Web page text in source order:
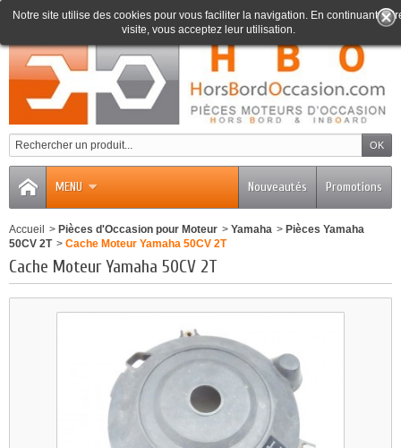
0
MENU Promotions
Nouveautés
Notre site utilise des cookies pour vous faciliter la navigation. En continuant
visite, vous acceptez leur utilisation.
Accueil > Pièces d'Occasion pour Moteur > Yamaha > Pièces Yamaha
50CV 2T > Cache Moteur Yamaha 50CV 2T
Cache Moteur Yamaha 50CV 2T